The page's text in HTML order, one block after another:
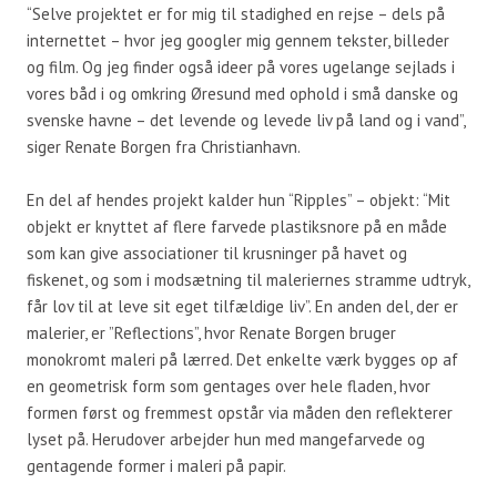
“Selve projektet er for mig til stadighed en rejse – dels på
internettet – hvor jeg googler mig gennem tekster, billeder
og film. Og jeg finder også ideer på vores ugelange sejlads i
vores båd i og omkring Øresund med ophold i små danske og
svenske havne – det levende og levede liv på land og i vand”,
siger Renate Borgen fra Christianhavn.
En del af hendes projekt kalder hun “Ripples” – objekt: “Mit
objekt er knyttet af flere farvede plastiksnore på en måde
som kan give associationer til krusninger på havet og
fiskenet, og som i modsætning til maleriernes stramme udtryk,
får lov til at leve sit eget tilfældige liv”. En anden del, der er
malerier, er ”Reflections”, hvor Renate Borgen bruger
monokromt maleri på lærred. Det enkelte værk bygges op af
en geometrisk form som gentages over hele fladen, hvor
formen først og fremmest opstår via måden den reflekterer
lyset på. Herudover arbejder hun med mangefarvede og
gentagende former i maleri på papir.